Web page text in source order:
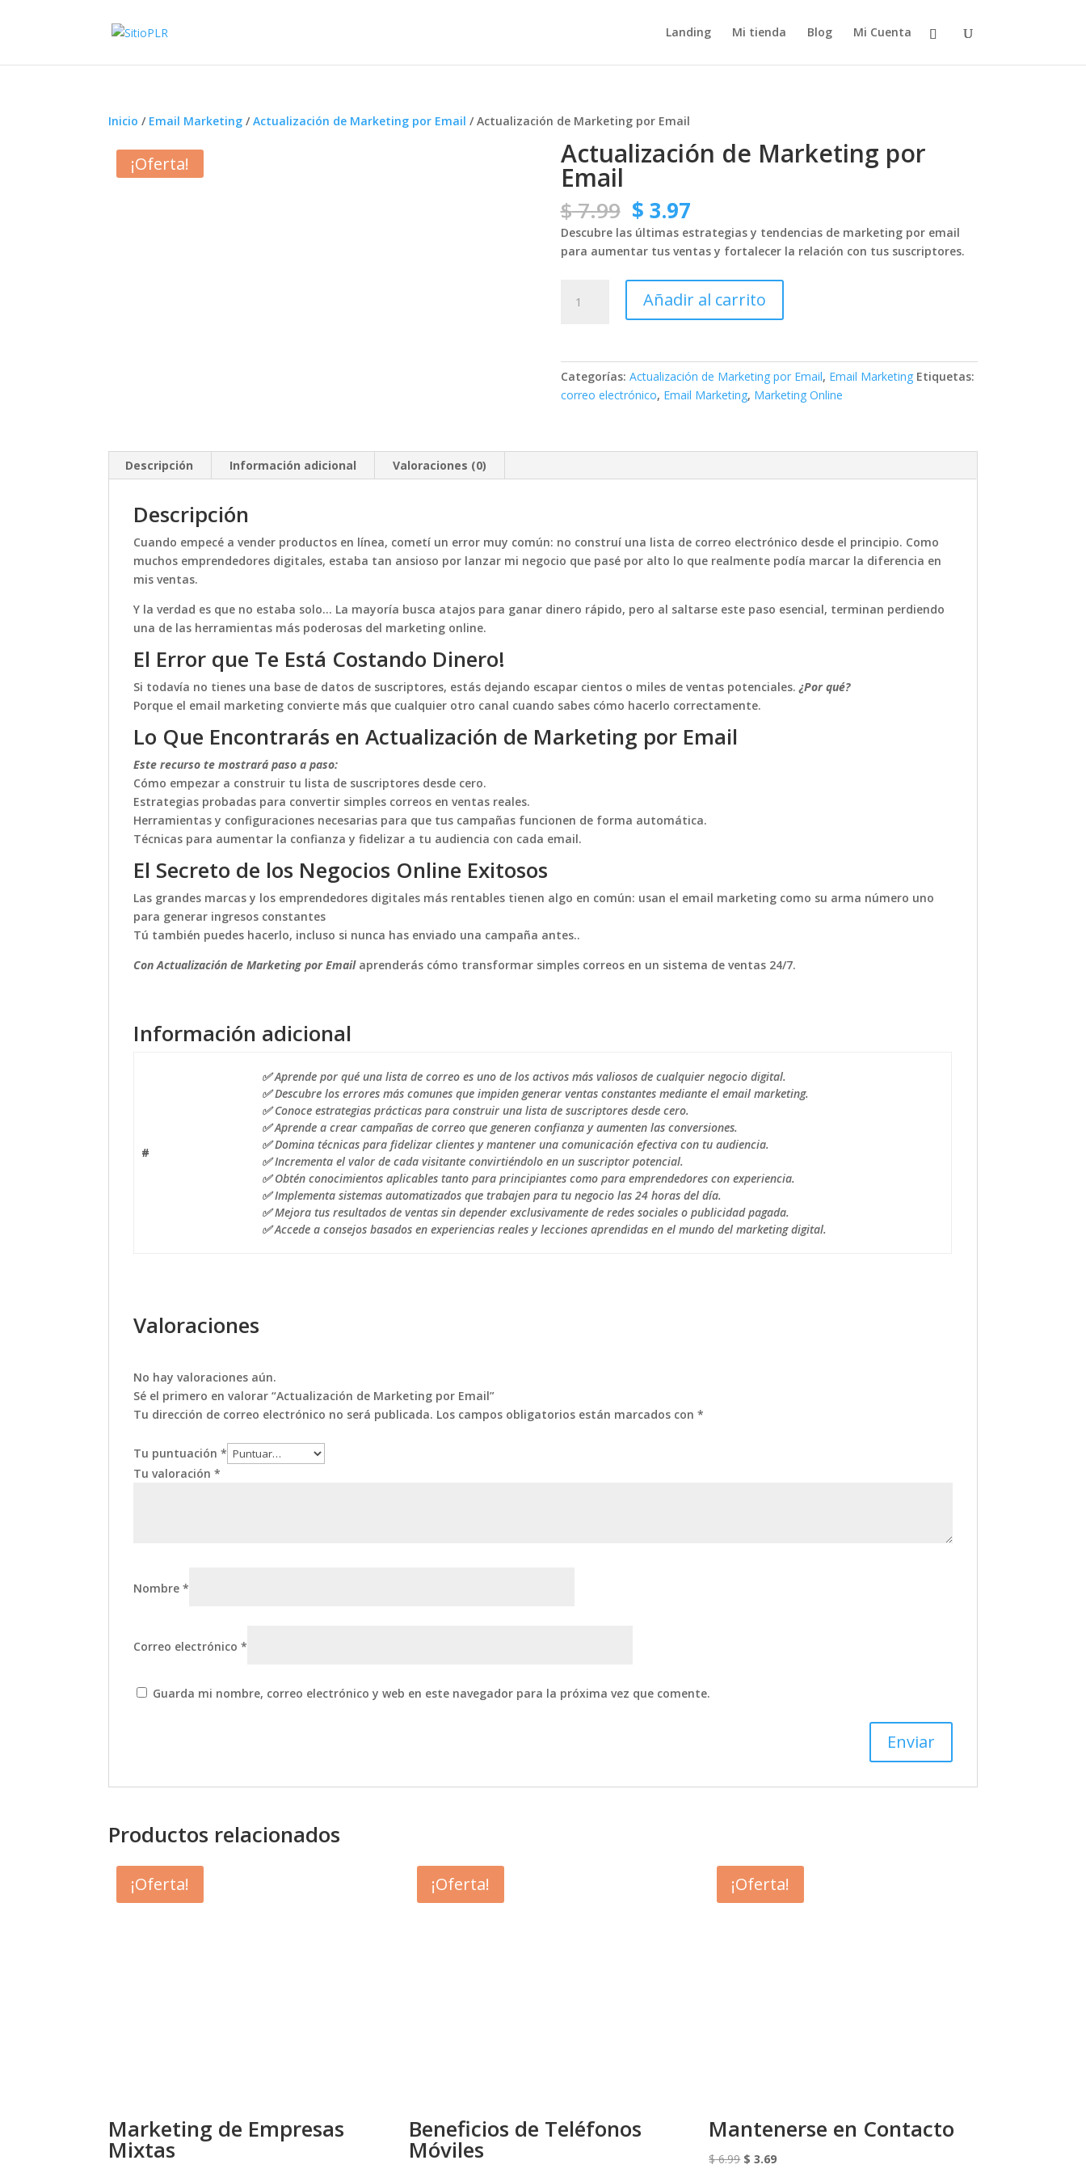
Landing Mi tienda Blog Mi Cuenta
Inicio / Email Marketing /Actualización de Marketing por Email / Actualización de Marketing por Email
¡Oferta! Actualización de Marketing por
Email
$7.99 El
precio
original
era:
$ 7.99.
$ 3.97El
precio
actual
es:
$ 3.97.
Descubre las últimas estrategias y tendencias de marketing por email
para aumentar tus ventas y fortalecer la relación con tus suscriptores.
Email
cantidad
Añadir al carrito
Categorías: Actualización de Marketing por Email, Email Marketing Etiquetas:
correo electrónico, Email Marketing, Marketing Online
Descripción Información adicional Valoraciones (0)
Descripción
Cuando empecé a vender productos en línea, cometí un error muy común: no construí una lista de correo electrónico desde el principio. Como
muchos emprendedores digitales, estaba tan ansioso por lanzar mi negocio que pasé por alto lo que realmente podía marcar la diferencia en
mis ventas.
Y la verdad es que no estaba solo… La mayoría busca atajos para ganar dinero rápido, pero al saltarse este paso esencial, terminan perdiendo
una de las herramientas más poderosas del marketing online.
El Error que Te Está Costando Dinero!
Si todavía no tienes una base de datos de suscriptores, estás dejando escapar cientos o miles de ventas potenciales.¿Por qué?
Porque el email marketing convierte más que cualquier otro canal cuando sabes cómo hacerlo correctamente.
Lo Que Encontrarás en Actualización de Marketing por Email
Este recurso te mostrará paso a paso:
Cómo empezar a construir tu lista de suscriptores desde cero.
Estrategias probadas para convertir simples correos en ventas reales.
Herramientas y configuraciones necesarias para que tus campañas funcionen de forma automática.
Técnicas para aumentar la confianza y fidelizar a tu audiencia con cada email.
El Secreto de los Negocios Online Exitosos
Las grandes marcas y los emprendedores digitales más rentables tienen algo en común: usan el email marketing como su arma número uno
para generar ingresos constantes
Tú también puedes hacerlo, incluso si nunca has enviado una campaña antes..
Con Actualización de Marketing por Emailaprenderás cómo transformar simples correos en un sistema de ventas 24/7.
Información adicional
#
✅ Aprende por qué una lista de correo es uno de los activos más valiosos de cualquier negocio digital.
✅ Descubre los errores más comunes que impiden generar ventas constantes mediante el email marketing.
✅ Conoce estrategias prácticas para construir una lista de suscriptores desde cero.
✅ Aprende a crear campañas de correo que generen confianza y aumenten las conversiones.
✅ Domina técnicas para fidelizar clientes y mantener una comunicación efectiva con tu audiencia.
✅ Incrementa el valor de cada visitante convirtiéndolo en un suscriptor potencial.
✅ Obtén conocimientos aplicables tanto para principiantes como para emprendedores con experiencia.
✅ Implementa sistemas automatizados que trabajen para tu negocio las 24 horas del día.
✅ Mejora tus resultados de ventas sin depender exclusivamente de redes sociales o publicidad pagada.
✅ Accede a consejos basados en experiencias reales y lecciones aprendidas en el mundo del marketing digital.
Valoraciones
No hay valoraciones aún.
Sé el primero en valorar “Actualización de Marketing por Email”
Tu dirección de correo electrónico no será publicada. Los campos obligatorios están marcados con*
Tu puntuación*
Tu valoración*
Nombre*
Correo electrónico*
Guarda mi nombre, correo electrónico y web en este navegador para la próxima vez que comente.
Productos relacionados
¡Oferta!
Marketing de Empresas
Mixtas
¡Oferta!
Beneficios de Teléfonos
Móviles
¡Oferta!
Mantenerse en Contacto
$6.99 El
$ 3.69El